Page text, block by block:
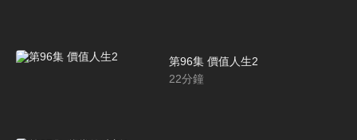
第96集 價值人生2
22分鐘